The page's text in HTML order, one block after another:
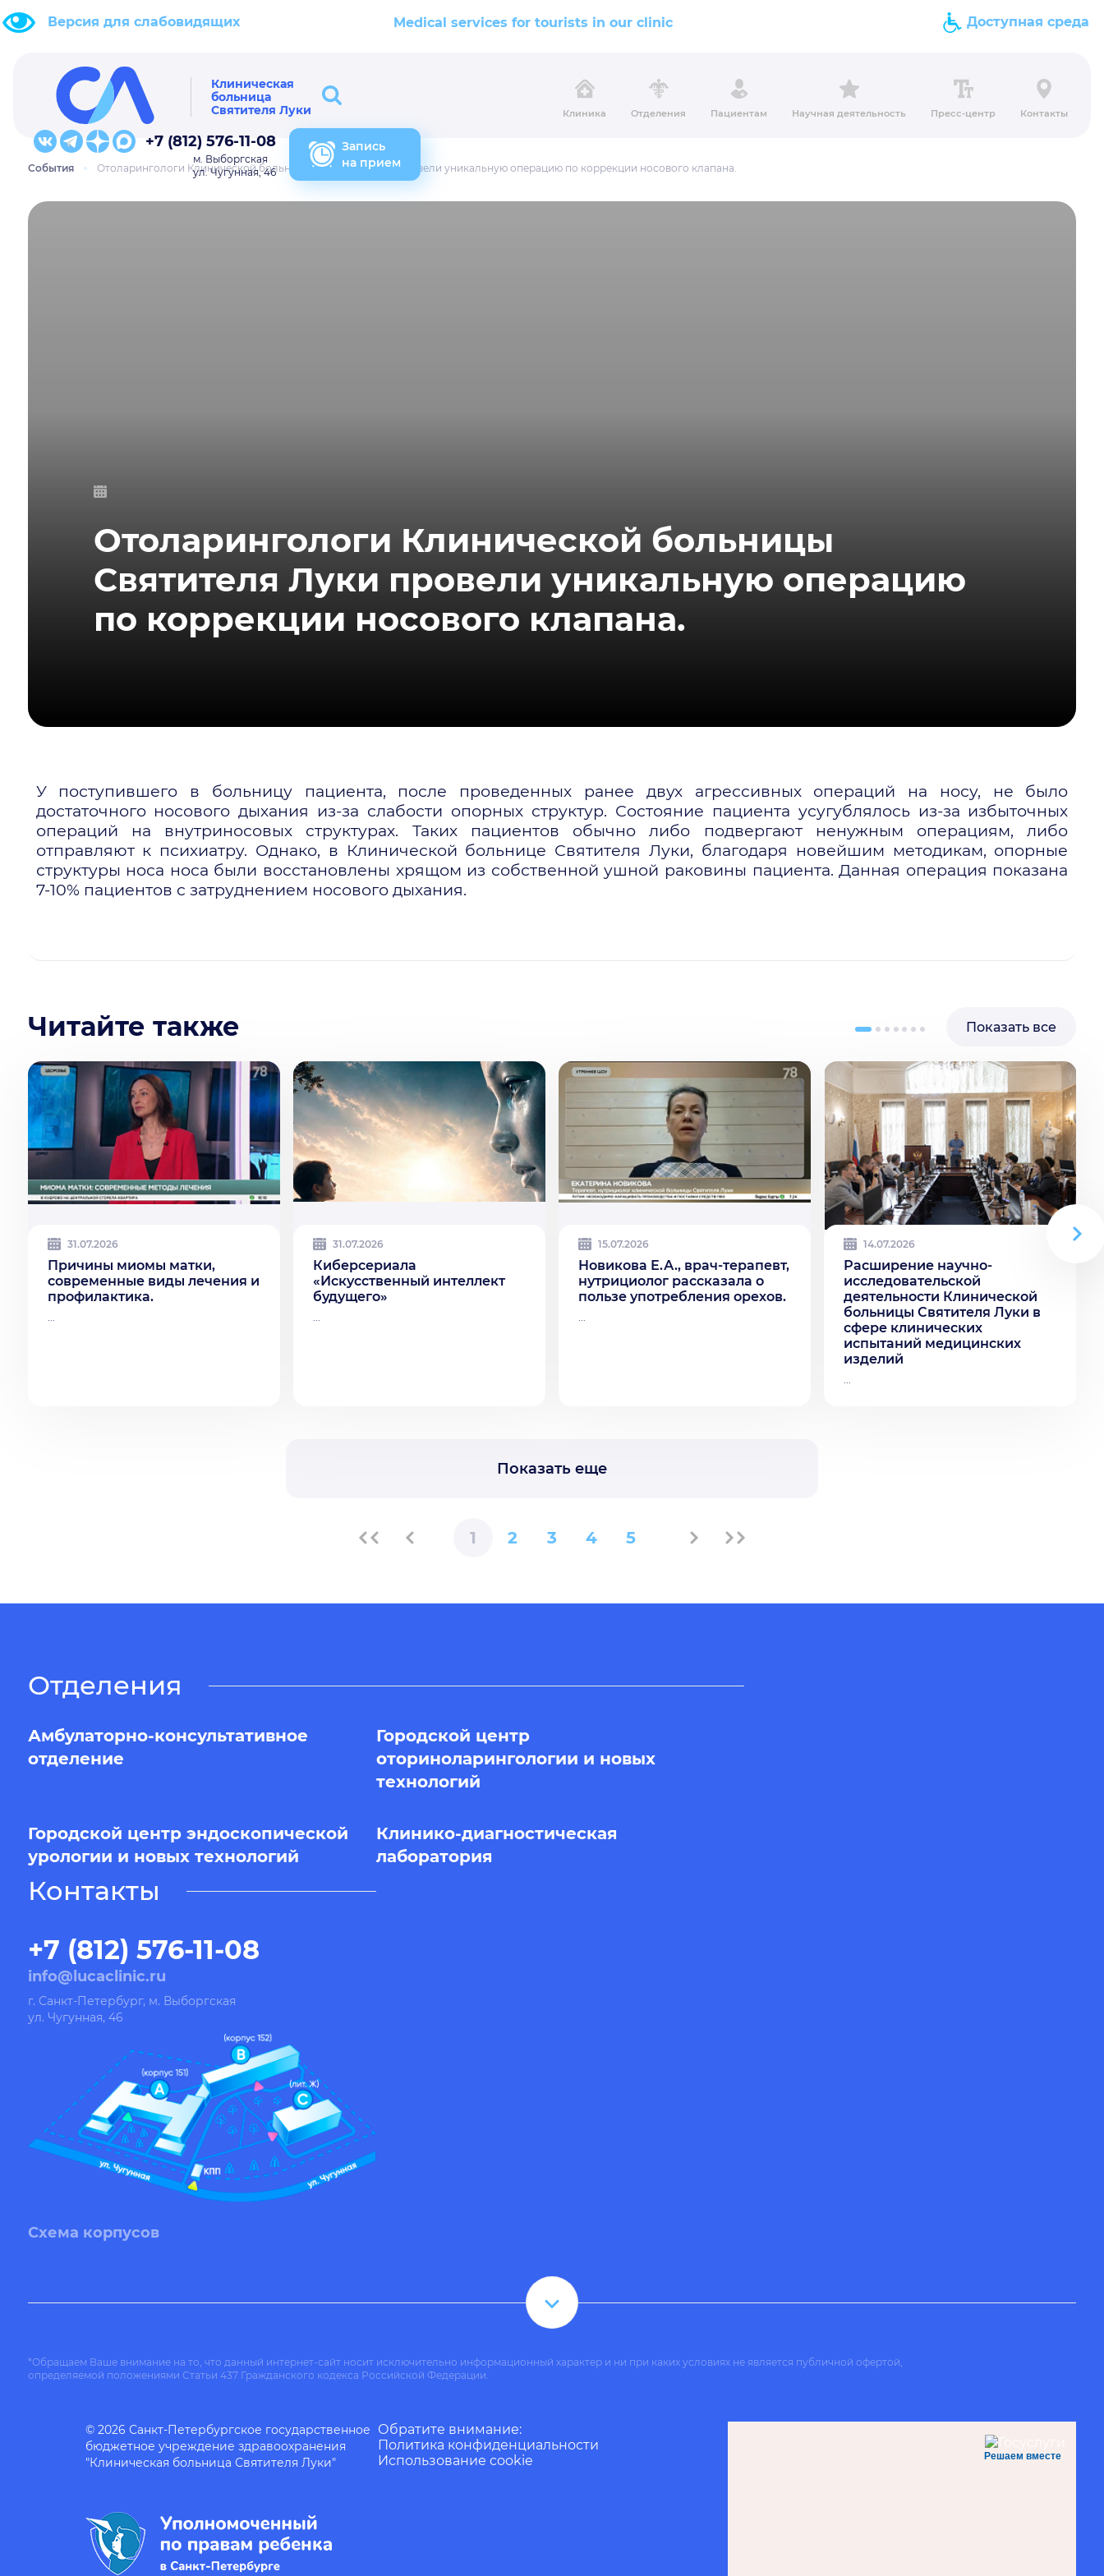
Версия для слабовидящих Medical services for tourists in our clinic Доступная среда
Клиническая
больница
Святителя Луки
Клиника Отделения Пациентам Научная деятельность Пресс-центр Контакты
+7 (812) 576-11-08
м. Выборгская
ул. Чугунная, 46
Запись
на прием
События Отоларингологи Клинической больницы Святителя Луки провели уникальную операцию по коррекции носового клапана.
Отоларингологи Клинической больницы
Святителя Луки провели уникальную операцию
по коррекции носового клапана.
У поступившего в больницу пациента, после проведенных ранее двух агрессивных операций на носу, не было
достаточного носового дыхания из-за слабости опорных структур. Состояние пациента усугублялось из-за избыточных
операций на внутриносовых структурах. Таких пациентов обычно либо подвергают ненужным операциям, либо
отправляют к психиатру. Однако, в Клинической больнице Святителя Луки, благодаря новейшим методикам, опорные
структуры носа носа были восстановлены хрящом из собственной ушной раковины пациента. Данная операция показана
7-10% пациентов с затруднением носового дыхания.
Читайте также Показать все
31.07.2026
Причины миомы матки,
современные виды лечения и
профилактика.
...
31.07.2026
Киберсериала
«Искусственный интеллект
будущего»
...
15.07.2026
Новикова Е.А., врач-терапевт,
нутрициолог рассказала о
пользе употребления орехов.
...
14.07.2026
Расширение научно-
исследовательской
деятельности Клинической
больницы Святителя Луки в
сфере клинических
испытаний медицинских
изделий
...
Показать еще
1 2 3 4 5
Отделения
Амбулаторно-консультативное
отделение
Городской центр
оториноларингологии и новых
технологий
Городской центр эндоскопической
урологии и новых технологий
Клинико-диагностическая
лаборатория
Контакты
+7 (812) 576-11-08
info@lucaclinic.ru
г. Санкт-Петербург, м. Выборгская
ул. Чугунная, 46
Схема корпусов
*Обращаем Ваше внимание на то, что данный интернет-сайт носит исключительно информационный характер и ни при каких условиях не является публичной офертой,
определяемой положениями Статьи 437 Гражданского кодекса Российской Федерации.
© 2026 Санкт-Петербургское государственное
бюджетное учреждение здравоохранения
"Клиническая больница Святителя Луки"
Обратите внимание:
Политика конфиденциальности
Использование cookie
Решаем вместе